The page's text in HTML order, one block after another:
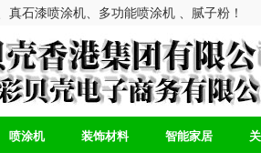
真石漆喷涂机、多功能喷涂机 、腻子粉！
喷涂机 装饰材料 智能家居